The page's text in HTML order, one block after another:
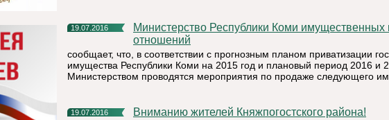
19.07.2016
Министерство Республики Коми имущественных и земельных
отношений
сообщает, что, в соответствии с прогнозным планом приватизации
имущества Республики Коми на 2015 год и плановый период 2016 и
Министерством проводятся мероприятия по продаже следующего
19.07.2016 Вниманию жителей Княжпогостского района!